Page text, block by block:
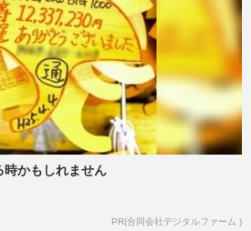
時かもしれません
PR(合同会社デジタルファーム )